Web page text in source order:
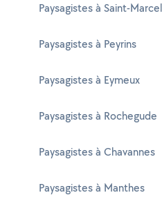
Paysagistes à Saint-
Paysagistes à Peyrins
Paysagistes à Eymeux
Paysagistes à Rochegude
Paysagistes à Chavannes
Paysagistes à Manthes